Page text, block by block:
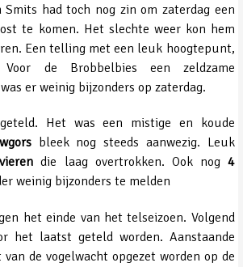
Smits had toch nog zin om zaterdag een
te komen. Het slechte weer kon hem
Een telling met een leuk hoogtepunt,
de Brobbelbies een zeldzame
er weinig bijzonders op zaterdag.
Het was een mistige en koude
bleek nog steeds aanwezig. Leuk
die laag overtrokken. Ook nog 4
weinig bijzonders te melden
het einde van het telseizoen. Volgend
het laatst geteld worden. Aanstaande
de vogelwacht opgezet worden op de